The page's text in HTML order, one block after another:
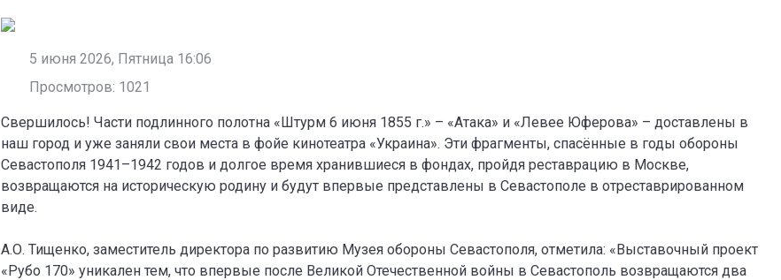
5 июня 2026, Пятница 16:06
Просмотров: 1021
Свершилось! Части подлинного полотна «Штурм 6 июня 1855 г.» – «Атака» и «Левее Юферова» – доставлены в
наш город и уже заняли свои места в фойе кинотеатра «Украина». Эти фрагменты, спасённые в годы обороны
Севастополя 1941–1942 годов и долгое время хранившиеся в фондах, пройдя реставрацию в Москве,
возвращаются на историческую родину и будут впервые представлены в Севастополе в отреставрированном
виде.
А.О. Тищенко, заместитель директора по развитию Музея обороны Севастополя, отметила: «Выставочный проект
«Рубо 170» уникален тем, что впервые после Великой Отечественной войны в Севастополь возвращаются два